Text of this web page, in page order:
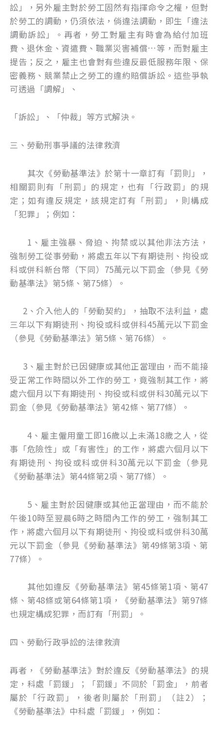
訟」，另外雇主對於勞工固然有指揮命令之權，但對
於勞工的調動，仍須依法，倘違法調動，即生「違法
調動訴訟」。再者，勞工對雇主有時會為給付加班
費、退休金、資遣費、職業災害補償…等，而對雇主
提告；反之，雇主也會對有些違反最低服務年限、保
密義務、競業禁止之勞工的違約賠償訴訟。這些爭執
可透過「調解」、
「訴訟」、「仲裁」等方式解決。
三、勞動刑事爭議的法律救濟
其次《勞動基準法》於第十一章訂有「罰則」，
相關罰則有「刑罰」的規定，也有「行政罰」的規
定；如有違反規定，該規定訂有「刑罰」，則構成
「犯罪」；例如：
1、雇主強暴、脅迫、拘禁或以其他非法方法，
強制勞工從事勞動，將處五年以下有期徒刑、拘役或
科或併科新台幣（下同）75萬元以下罰金（參見《勞
動基準法》第5條、第75條）。
2、介入他人的「勞動契約」，抽取不法利益，處
三年以下有期徒刑、拘役或科或併科45萬元以下罰金
（參見《勞動基準法》第5條、第76條）。
3、雇主對於已因健康或其他正當理由，而不能接
受正常工作時間以外工作的勞工，竟強制其工作，將
處六個月以下有期徒刑、拘役或科或併科30萬元以下
罰金（參見《勞動基準法》第42條、第77條）。
4、雇主僱用童工即16歲以上未滿18歲之人，從
事「危險性」或「有害性」的工作，將處六個月以下
有期徒刑、拘役或科或併科30萬元以下罰金（參見
《勞動基準法》第44條第2項、第77條）。
5、雇主對於因健康或其他正當理由，而不能於
午後10時至翌晨6時之時間內工作的勞工，強制其工
作，將處六個月以下有期徒刑、拘役或科或併科30萬
元以下罰金（參見《勞動基準法》第49條第3項、第
77條）。
其他如違反《勞動基準法》第45條第1項、第47
條、第48條或第64條第1項，《勞動基準法》第97條
也規定構成犯罪，而訂有「刑罰」。
四、勞動行政爭訟的法律救濟
再者，《勞動基準法》對於違反《勞動基準法》的規
定，科處「罰鍰」；「罰鍰」不同於「罰金」，前者
屬於「行政罰」，後者則屬於「刑罰」（註2）；
《勞動基準法》中科處「罰鍰」，例如：